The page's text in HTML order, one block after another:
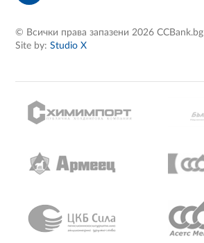
© Всички права запазени 2026 CCBank.bg
Site by:Studio X